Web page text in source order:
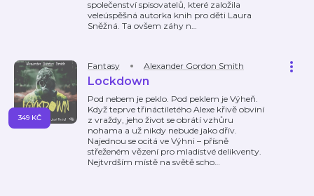
společenství spisovatelů, které založila
veleúspěšná autorka knih pro děti Laura
Sněžná. Ta ovšem záhy n…
Fantasy Alexander Gordon Smith
Lockdown
Pod nebem je peklo. Pod peklem je Výheň.
Když teprve třináctiletého Alexe křivě obviní
z vraždy, jeho život se obrátí vzhůru
nohama a už nikdy nebude jako dřív.
Najednou se ocitá ve Výhni – přísně
střeženém vězení pro mladistvé delikventy.
Nejtvrdším místě na světě scho…
349 KČ